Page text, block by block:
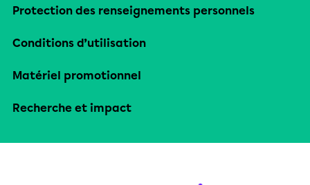
Protection des renseignements personnels
Conditions d’utilisation
Matériel promotionnel
Recherche et impact